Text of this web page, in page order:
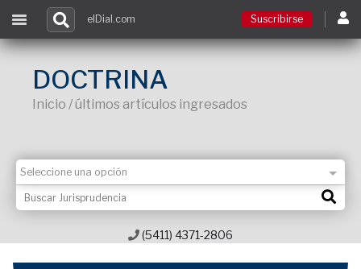
Contacto
elDial.com Suscribirse
DOCTRINA
Inicio / últimos artículos ingresados
(5411) 4371-2806